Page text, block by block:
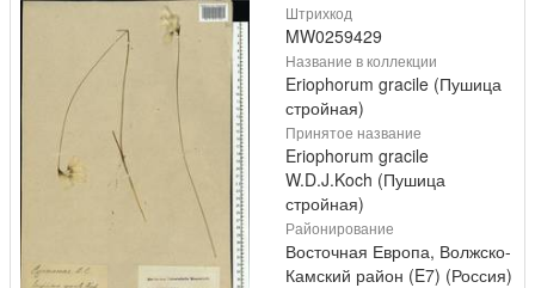
Штрихкод
MW0259429
Название в коллекции
Eriophorum gracile (Пушица
стройная)
Принятое название
Eriophorum gracile
W.D.J.Koch (Пушица
стройная)
Районирование
Восточная Европа, Волжско-
Камский район (E7) (Россия)